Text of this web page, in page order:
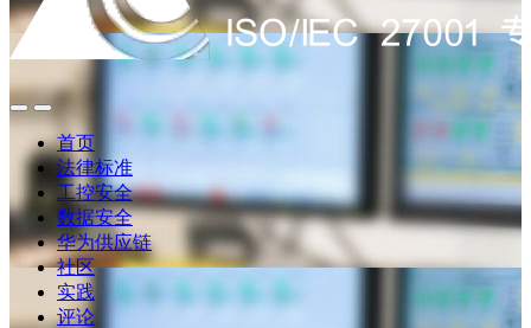
点
搜
点
此
查
导
航
首页
法律标准
工控安全
数据安全
华为供应链
社区
实践
评论